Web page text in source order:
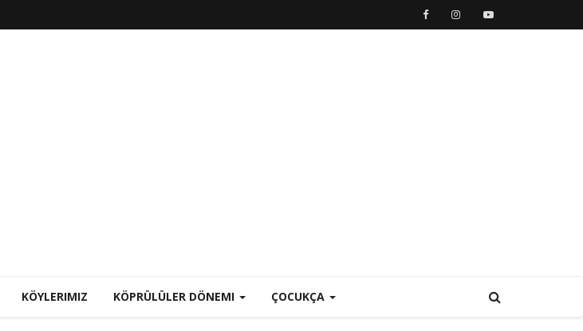
KÖYLERIMIZ KÖPRÜLÜLER DÖNEMI ÇOCUKÇA